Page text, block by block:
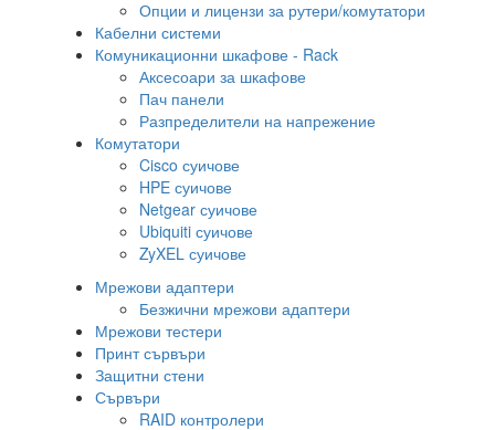
Опции и лицензи за рутери/комутатори
Кабелни системи
Комуникационни шкафове - Rack
Аксесоари за шкафове
Пач панели
Разпределители на напрежение
Комутатори
Cisco суичове
HPE суичове
Netgear суичове
Ubiquiti суичове
ZyXEL суичове
Мрежови адаптери
Безжични мрежови адаптери
Мрежови тестери
Принт сървъри
Защитни стени
Сървъри
RAID контролери